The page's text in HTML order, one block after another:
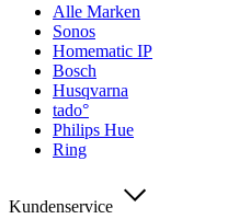
Alle Marken
Sonos
Homematic IP
Bosch
Husqvarna
tado°
Philips Hue
Ring
Kundenservice